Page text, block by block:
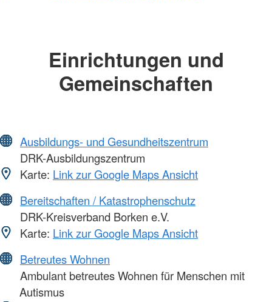
Einrichtungen und
Gemeinschaften
Ausbildungs- und Gesundheitszentrum
DRK-Ausbildungszentrum
Karte: Link zur Google Maps Ansicht
Bereitschaften / Katastrophenschutz
DRK-Kreisverband Borken e.V.
Karte: Link zur Google Maps Ansicht
Betreutes Wohnen
Ambulant betreutes Wohnen für Menschen mit
Autismus